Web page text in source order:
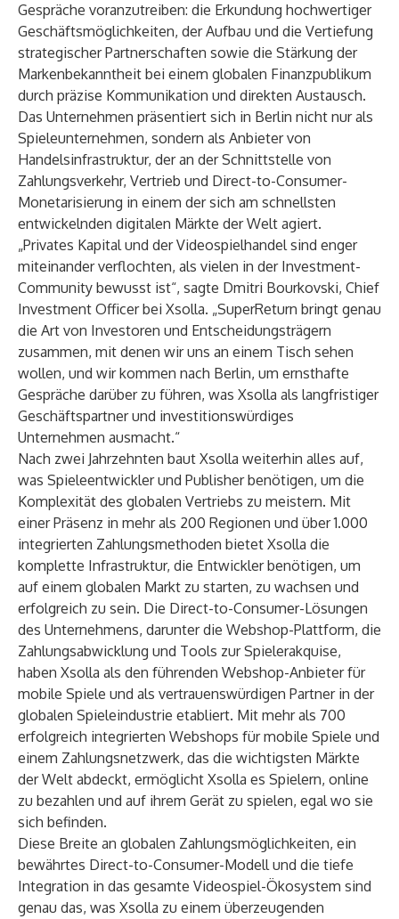
Gespräche voranzutreiben: die Erkundung hochwertiger
Geschäftsmöglichkeiten, der Aufbau und die Vertiefung
strategischer Partnerschaften sowie die Stärkung der
Markenbekanntheit bei einem globalen Finanzpublikum
durch präzise Kommunikation und direkten Austausch.
Das Unternehmen präsentiert sich in Berlin nicht nur als
Spieleunternehmen, sondern als Anbieter von
Handelsinfrastruktur, der an der Schnittstelle von
Zahlungsverkehr, Vertrieb und Direct-to-Consumer-
Monetarisierung in einem der sich am schnellsten
entwickelnden digitalen Märkte der Welt agiert.
„Privates Kapital und der Videospielhandel sind enger
miteinander verflochten, als vielen in der Investment-
Community bewusst ist“, sagte Dmitri Bourkovski, Chief
Investment Officer bei Xsolla. „SuperReturn bringt genau
die Art von Investoren und Entscheidungsträgern
zusammen, mit denen wir uns an einem Tisch sehen
wollen, und wir kommen nach Berlin, um ernsthafte
Gespräche darüber zu führen, was Xsolla als langfristiger
Geschäftspartner und investitionswürdiges
Unternehmen ausmacht.“
Nach zwei Jahrzehnten baut Xsolla weiterhin alles auf,
was Spieleentwickler und Publisher benötigen, um die
Komplexität des globalen Vertriebs zu meistern. Mit
einer Präsenz in mehr als 200 Regionen und über 1.000
integrierten Zahlungsmethoden bietet Xsolla die
komplette Infrastruktur, die Entwickler benötigen, um
auf einem globalen Markt zu starten, zu wachsen und
erfolgreich zu sein. Die Direct-to-Consumer-Lösungen
des Unternehmens, darunter die Webshop-Plattform, die
Zahlungsabwicklung und Tools zur Spielerakquise,
haben Xsolla als den führenden Webshop-Anbieter für
mobile Spiele und als vertrauenswürdigen Partner in der
globalen Spieleindustrie etabliert. Mit mehr als 700
erfolgreich integrierten Webshops für mobile Spiele und
einem Zahlungsnetzwerk, das die wichtigsten Märkte
der Welt abdeckt, ermöglicht Xsolla es Spielern, online
zu bezahlen und auf ihrem Gerät zu spielen, egal wo sie
sich befinden.
Diese Breite an globalen Zahlungsmöglichkeiten, ein
bewährtes Direct-to-Consumer-Modell und die tiefe
Integration in das gesamte Videospiel-Ökosystem sind
genau das, was Xsolla zu einem überzeugenden